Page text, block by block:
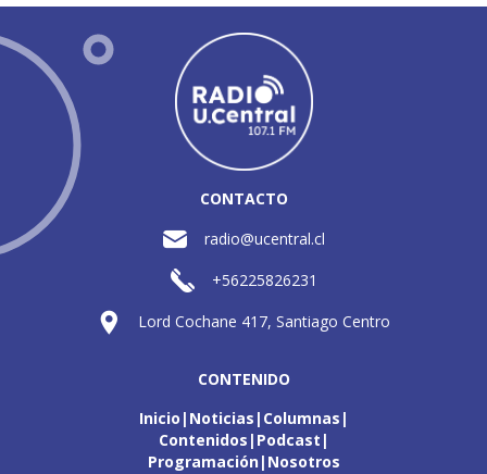
CONTACTO
radio@ucentral.cl
+56225826231
Lord Cochane 417, Santiago Centro
CONTENIDO
Inicio Noticias Columnas
Contenidos Podcast
Programación Nosotros